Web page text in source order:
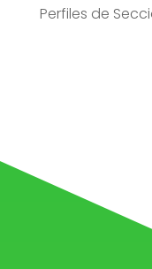
Perfiles de